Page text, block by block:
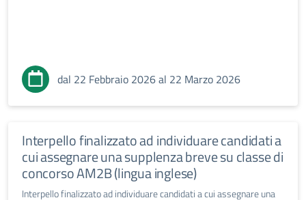
dal 22 Febbraio 2026 al 22 Marzo 2026
Interpello finalizzato ad individuare candidati a
cui assegnare una supplenza breve su classe di
concorso AM2B (lingua inglese)
Interpello finalizzato ad individuare candidati a cui assegnare una